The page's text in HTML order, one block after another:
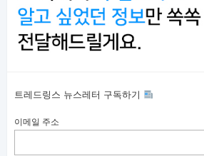
트레드링스 뉴스레터 구독하기
이메일 주소